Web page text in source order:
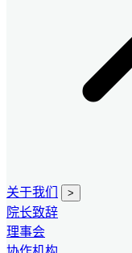
关于我们 >
院长致辞
理事会